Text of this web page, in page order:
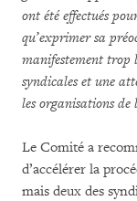
ont été effectués
qu’exprimer sa
manifestement trop
syndicales et une
les organisations de
Le Comité a
d’accélérer la
mais deux des